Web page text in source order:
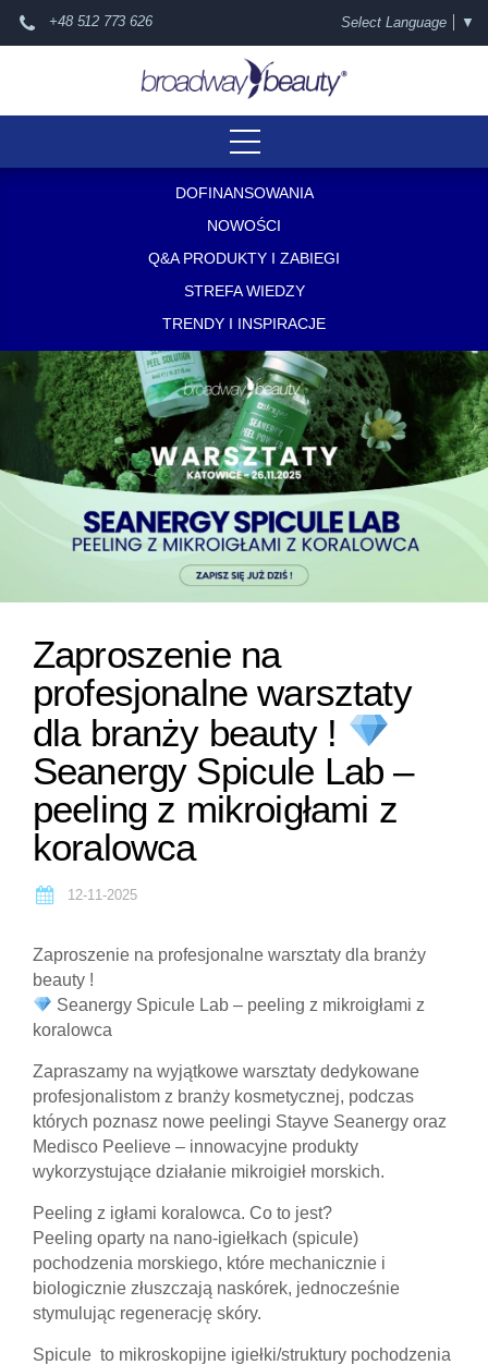
+48 512 773 626 Select Language ▼
DOFINANSOWANIA
NOWOŚCI
Q&A PRODUKTY I ZABIEGI
STREFA WIEDZY
TRENDY I INSPIRACJE
Zaproszenie na
profesjonalne warsztaty
dla branży beauty !
Seanergy Spicule Lab –
peeling z mikroigłami z
koralowca
12-11-2025
Zaproszenie na profesjonalne warsztaty dla branży
beauty !
Seanergy Spicule Lab – peeling z mikroigłami z
koralowca
Zapraszamy na wyjątkowe warsztaty dedykowane
profesjonalistom z branży kosmetycznej, podczas
których poznasz nowe peelingi Stayve Seanergy oraz
Medisco Peelieve – innowacyjne produkty
wykorzystujące działanie mikroigieł morskich.
Peeling z igłami koralowca. Co to jest?
Peeling oparty na nano‑igiełkach (spicule)
pochodzenia morskiego, które mechanicznie i
biologicznie złuszczają naskórek, jednocześnie
stymulując regenerację skóry.
Spicule to mikroskopijne igiełki/struktury pochodzenia